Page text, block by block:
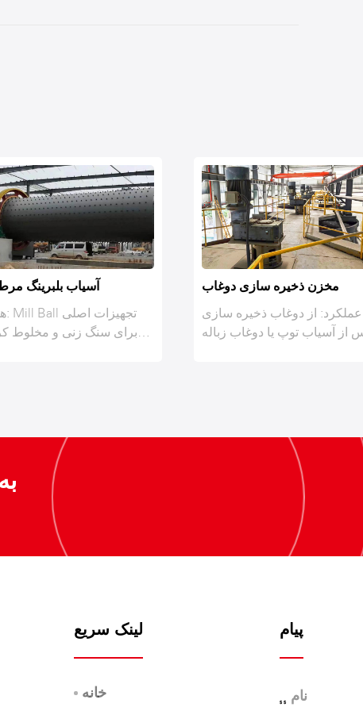
مخزن ذخیره سازی
عملکرد: از دوغاب ذخیره
پس از آسیاب توپ یا دوغاب
سنگ شکن
استفاده از: حالت خرد کردن خرد
کننده فک برای نوع اکستروژن
لینک سریع
خانه
پیام
$ $